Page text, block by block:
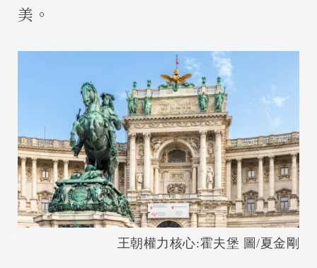
美。
王朝權力核心:霍夫堡 圖/夏金剛